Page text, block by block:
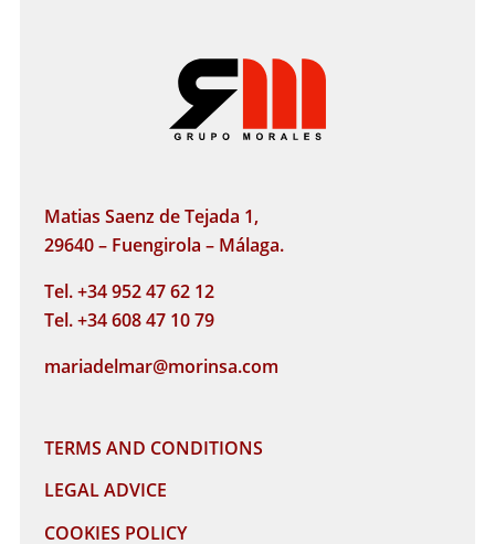
Matias Saenz de Tejada 1,
29640 – Fuengirola – Málaga.
Tel. +34 952 47 62 12
Tel. +34 608 47 10 79
mariadelmar@morinsa.com
TERMS AND CONDITIONS
LEGAL ADVICE
COOKIES POLICY